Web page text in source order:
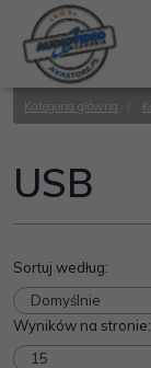
Kategoria główna
USB
Sortuj według:
Wyników na stronie: